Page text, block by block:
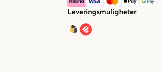
Leveringsmuligheter